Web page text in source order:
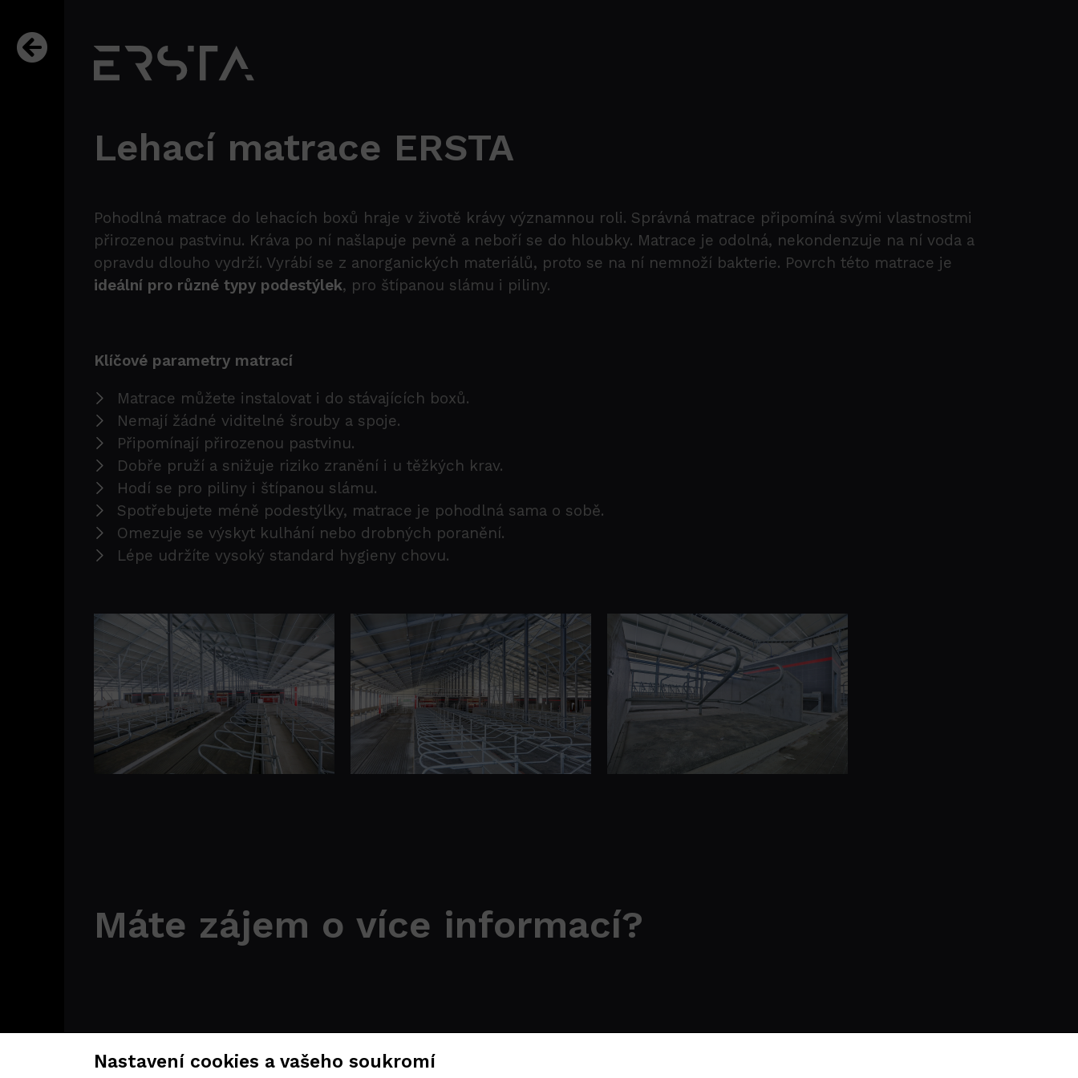
Lehací matrace ERSTA
Pohodlná matrace do lehacích boxů hraje v životě krávy významnou roli. Správná matrace připomíná svými vlastnostmi
přirozenou pastvinu. Kráva po ní našlapuje pevně a neboří se do hloubky. Matrace je odolná, nekondenzuje na ní voda a
opravdu dlouho vydrží. Vyrábí se z anorganických materiálů, proto se na ní nemnoží bakterie. Povrch této matrace je
ideální pro různé typy podestýlek, pro štípanou slámu i piliny.
Klíčové parametry matrací
Matrace můžete instalovat i do stávajících boxů.
Nemají žádné viditelné šrouby a spoje.
Připomínají přirozenou pastvinu.
Dobře pruží a snižuje riziko zranění i u těžkých krav.
Hodí se pro piliny i štípanou slámu.
Spotřebujete méně podestýlky, matrace je pohodlná sama o sobě.
Omezuje se výskyt kulhání nebo drobných poranění.
Lépe udržíte vysoký standard hygieny chovu.
Máte zájem o více informací?
Nastavení cookies a vašeho soukromí